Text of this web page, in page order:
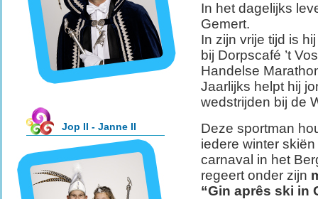
Jop II - Janne II
In het dagelijks
Gemert.
In zijn vrije tijd is
bij Dorpscafé ’t
Handelse
Jaarlijks helpt hij
wedstrijden bij de
Deze sportman
iedere winter
carnaval in het
regeert onder zijn
“Gin aprês ski in